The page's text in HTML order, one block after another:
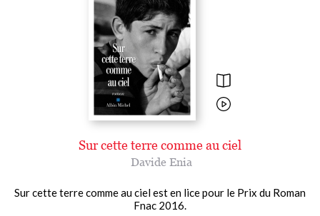
Sur cette terre comme au ciel
Davide Enia
Sur cette terre comme au ciel est en lice pour le Prix du Roman
Fnac 2016.